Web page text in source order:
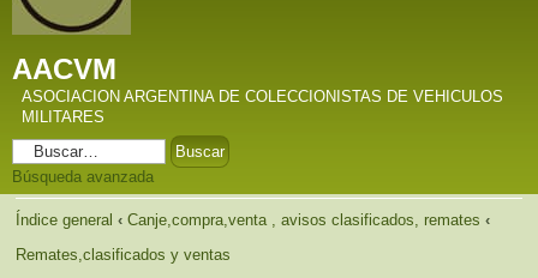
AACVM
ASOCIACION ARGENTINA DE COLECCIONISTAS DE VEHICULOS
MILITARES
Búsqueda avanzada
Índice general ‹ Canje,compra,venta , avisos clasificados, remates ‹
Remates,clasificados y ventas